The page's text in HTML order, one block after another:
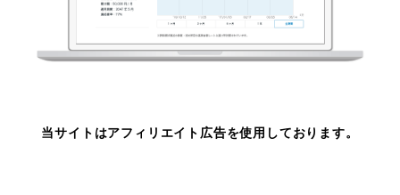
当サイトはアフィリエイト広告を使用しております。